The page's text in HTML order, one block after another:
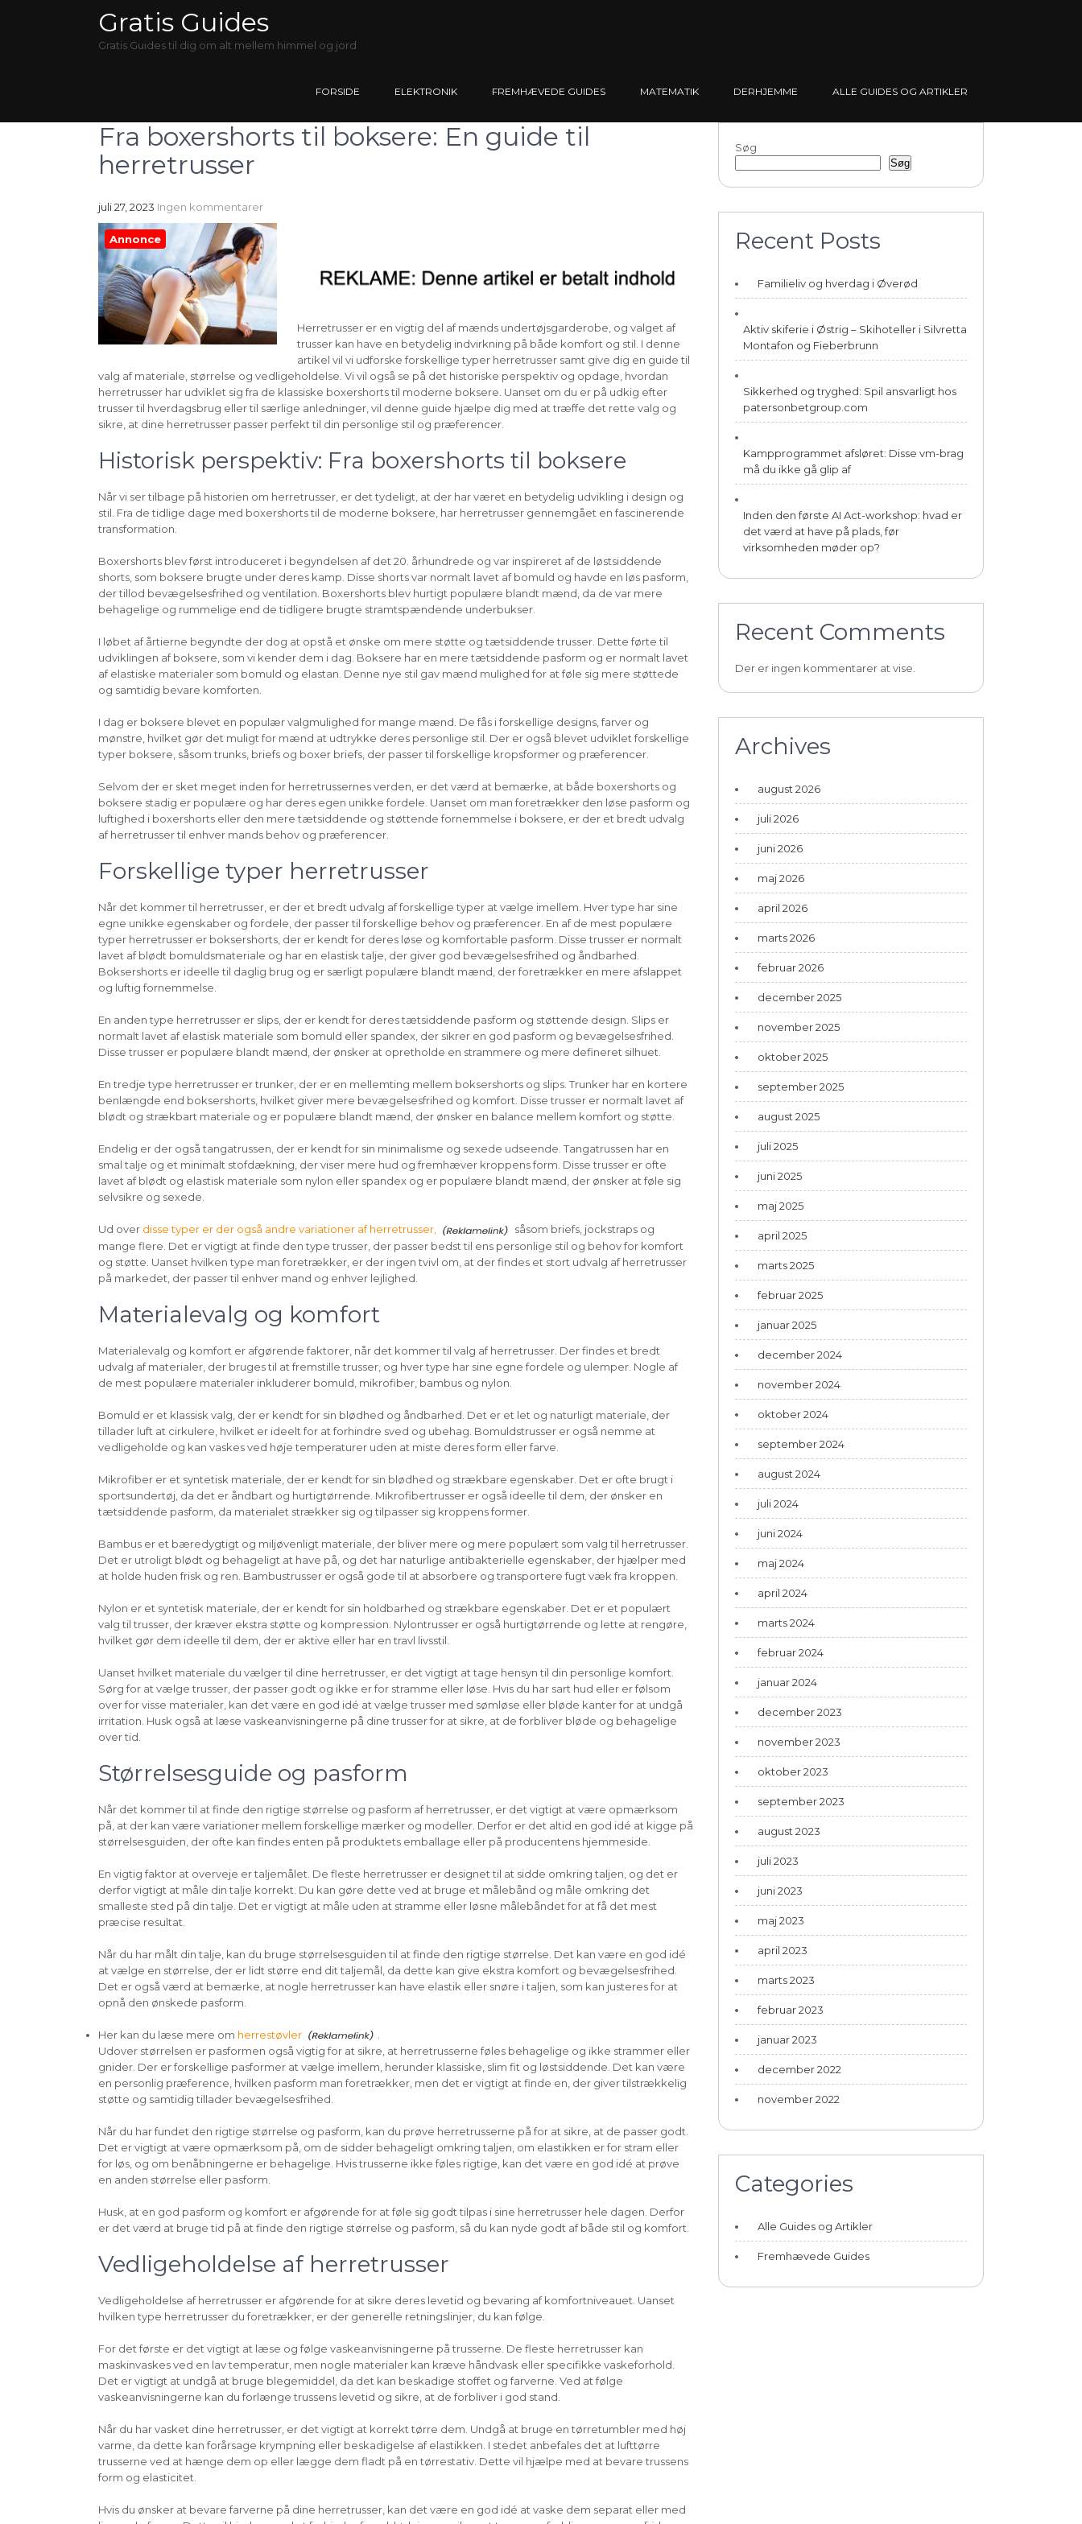
Gratis Guides
Gratis Guides til dig om alt mellem himmel og jord
FORSIDE ELEKTRONIK FREMHÆVEDE GUIDES MATEMATIK DERHJEMME ALLE GUIDES OG ARTIKLER
Fra boxershorts til boksere: En guide til
herretrusser
juli 27, 2023 Ingen kommentarer
Annonce
Herretrusser er en vigtig del af mænds undertøjsgarderobe, og valget af
trusser kan have en betydelig indvirkning på både komfort og stil. I denne
artikel vil vi udforske forskellige typer herretrusser samt give dig en guide til
valg af materiale, størrelse og vedligeholdelse. Vi vil også se på det historiske perspektiv og opdage, hvordan
herretrusser har udviklet sig fra de klassiske boxershorts til moderne boksere. Uanset om du er på udkig efter
trusser til hverdagsbrug eller til særlige anledninger, vil denne guide hjælpe dig med at træffe det rette valg og
sikre, at dine herretrusser passer perfekt til din personlige stil og præferencer.
Historisk perspektiv: Fra boxershorts til boksere
Når vi ser tilbage på historien om herretrusser, er det tydeligt, at der har været en betydelig udvikling i design og
stil. Fra de tidlige dage med boxershorts til de moderne boksere, har herretrusser gennemgået en fascinerende
transformation.
Boxershorts blev først introduceret i begyndelsen af det 20. århundrede og var inspireret af de løstsiddende
shorts, som boksere brugte under deres kamp. Disse shorts var normalt lavet af bomuld og havde en løs pasform,
der tillod bevægelsesfrihed og ventilation. Boxershorts blev hurtigt populære blandt mænd, da de var mere
behagelige og rummelige end de tidligere brugte stramtspændende underbukser.
I løbet af årtierne begyndte der dog at opstå et ønske om mere støtte og tætsiddende trusser. Dette førte til
udviklingen af boksere, som vi kender dem i dag. Boksere har en mere tætsiddende pasform og er normalt lavet
af elastiske materialer som bomuld og elastan. Denne nye stil gav mænd mulighed for at føle sig mere støttede
og samtidig bevare komforten.
I dag er boksere blevet en populær valgmulighed for mange mænd. De fås i forskellige designs, farver og
mønstre, hvilket gør det muligt for mænd at udtrykke deres personlige stil. Der er også blevet udviklet forskellige
typer boksere, såsom trunks, briefs og boxer briefs, der passer til forskellige kropsformer og præferencer.
Selvom der er sket meget inden for herretrussernes verden, er det værd at bemærke, at både boxershorts og
boksere stadig er populære og har deres egen unikke fordele. Uanset om man foretrækker den løse pasform og
luftighed i boxershorts eller den mere tætsiddende og støttende fornemmelse i boksere, er der et bredt udvalg
af herretrusser til enhver mands behov og præferencer.
Forskellige typer herretrusser
Når det kommer til herretrusser, er der et bredt udvalg af forskellige typer at vælge imellem. Hver type har sine
egne unikke egenskaber og fordele, der passer til forskellige behov og præferencer. En af de mest populære
typer herretrusser er boksershorts, der er kendt for deres løse og komfortable pasform. Disse trusser er normalt
lavet af blødt bomuldsmateriale og har en elastisk talje, der giver god bevægelsesfrihed og åndbarhed.
Boksershorts er ideelle til daglig brug og er særligt populære blandt mænd, der foretrækker en mere afslappet
og luftig fornemmelse.
En anden type herretrusser er slips, der er kendt for deres tætsiddende pasform og støttende design. Slips er
normalt lavet af elastisk materiale som bomuld eller spandex, der sikrer en god pasform og bevægelsesfrihed.
Disse trusser er populære blandt mænd, der ønsker at opretholde en strammere og mere defineret silhuet.
En tredje type herretrusser er trunker, der er en mellemting mellem boksershorts og slips. Trunker har en kortere
benlængde end boksershorts, hvilket giver mere bevægelsesfrihed og komfort. Disse trusser er normalt lavet af
blødt og strækbart materiale og er populære blandt mænd, der ønsker en balance mellem komfort og støtte.
Endelig er der også tangatrussen, der er kendt for sin minimalisme og sexede udseende. Tangatrussen har en
smal talje og et minimalt stofdækning, der viser mere hud og fremhæver kroppens form. Disse trusser er ofte
lavet af blødt og elastisk materiale som nylon eller spandex og er populære blandt mænd, der ønsker at føle sig
selvsikre og sexede.
Ud over disse typer er der også andre variationer af herretrusser,
såsom briefs, jockstraps og
mange flere. Det er vigtigt at finde den type trusser, der passer bedst til ens personlige stil og behov for komfort
og støtte. Uanset hvilken type man foretrækker, er der ingen tvivl om, at der findes et stort udvalg af herretrusser
på markedet, der passer til enhver mand og enhver lejlighed.
Materialevalg og komfort
Materialevalg og komfort er afgørende faktorer, når det kommer til valg af herretrusser. Der findes et bredt
udvalg af materialer, der bruges til at fremstille trusser, og hver type har sine egne fordele og ulemper. Nogle af
de mest populære materialer inkluderer bomuld, mikrofiber, bambus og nylon.
Bomuld er et klassisk valg, der er kendt for sin blødhed og åndbarhed. Det er et let og naturligt materiale, der
tillader luft at cirkulere, hvilket er ideelt for at forhindre sved og ubehag. Bomuldstrusser er også nemme at
vedligeholde og kan vaskes ved høje temperaturer uden at miste deres form eller farve.
Mikrofiber er et syntetisk materiale, der er kendt for sin blødhed og strækbare egenskaber. Det er ofte brugt i
sportsundertøj, da det er åndbart og hurtigtørrende. Mikrofibertrusser er også ideelle til dem, der ønsker en
tætsiddende pasform, da materialet strækker sig og tilpasser sig kroppens former.
Bambus er et bæredygtigt og miljøvenligt materiale, der bliver mere og mere populært som valg til herretrusser.
Det er utroligt blødt og behageligt at have på, og det har naturlige antibakterielle egenskaber, der hjælper med
at holde huden frisk og ren. Bambustrusser er også gode til at absorbere og transportere fugt væk fra kroppen.
Nylon er et syntetisk materiale, der er kendt for sin holdbarhed og strækbare egenskaber. Det er et populært
valg til trusser, der kræver ekstra støtte og kompression. Nylontrusser er også hurtigtørrende og lette at rengøre,
hvilket gør dem ideelle til dem, der er aktive eller har en travl livsstil.
Uanset hvilket materiale du vælger til dine herretrusser, er det vigtigt at tage hensyn til din personlige komfort.
Sørg for at vælge trusser, der passer godt og ikke er for stramme eller løse. Hvis du har sart hud eller er følsom
over for visse materialer, kan det være en god idé at vælge trusser med sømløse eller bløde kanter for at undgå
irritation. Husk også at læse vaskeanvisningerne på dine trusser for at sikre, at de forbliver bløde og behagelige
over tid.
Størrelsesguide og pasform
Når det kommer til at finde den rigtige størrelse og pasform af herretrusser, er det vigtigt at være opmærksom
på, at der kan være variationer mellem forskellige mærker og modeller. Derfor er det altid en god idé at kigge på
størrelsesguiden, der ofte kan findes enten på produktets emballage eller på producentens hjemmeside.
En vigtig faktor at overveje er taljemålet. De fleste herretrusser er designet til at sidde omkring taljen, og det er
derfor vigtigt at måle din talje korrekt. Du kan gøre dette ved at bruge et målebånd og måle omkring det
smalleste sted på din talje. Det er vigtigt at måle uden at stramme eller løsne målebåndet for at få det mest
præcise resultat.
Når du har målt din talje, kan du bruge størrelsesguiden til at finde den rigtige størrelse. Det kan være en god idé
at vælge en størrelse, der er lidt større end dit taljemål, da dette kan give ekstra komfort og bevægelsesfrihed.
Det er også værd at bemærke, at nogle herretrusser kan have elastik eller snøre i taljen, som kan justeres for at
opnå den ønskede pasform.
Her kan du læse mere om herrestøvler
Udover størrelsen er pasformen også vigtig for at sikre, at herretrusserne føles behagelige og ikke strammer eller
gnider. Der er forskellige pasformer at vælge imellem, herunder klassiske, slim fit og løstsiddende. Det kan være
en personlig præference, hvilken pasform man foretrækker, men det er vigtigt at finde en, der giver tilstrækkelig
støtte og samtidig tillader bevægelsesfrihed.
Når du har fundet den rigtige størrelse og pasform, kan du prøve herretrusserne på for at sikre, at de passer godt.
Det er vigtigt at være opmærksom på, om de sidder behageligt omkring taljen, om elastikken er for stram eller
for løs, og om benåbningerne er behagelige. Hvis trusserne ikke føles rigtige, kan det være en god idé at prøve
en anden størrelse eller pasform.
Husk, at en god pasform og komfort er afgørende for at føle sig godt tilpas i sine herretrusser hele dagen. Derfor
er det værd at bruge tid på at finde den rigtige størrelse og pasform, så du kan nyde godt af både stil og komfort.
Vedligeholdelse af herretrusser
Vedligeholdelse af herretrusser er afgørende for at sikre deres levetid og bevaring af komfortniveauet. Uanset
hvilken type herretrusser du foretrækker, er der generelle retningslinjer, du kan følge.
For det første er det vigtigt at læse og følge vaskeanvisningerne på trusserne. De fleste herretrusser kan
maskinvaskes ved en lav temperatur, men nogle materialer kan kræve håndvask eller specifikke vaskeforhold.
Det er vigtigt at undgå at bruge blegemiddel, da det kan beskadige stoffet og farverne. Ved at følge
vaskeanvisningerne kan du forlænge trussens levetid og sikre, at de forbliver i god stand.
Når du har vasket dine herretrusser, er det vigtigt at korrekt tørre dem. Undgå at bruge en tørretumbler med høj
varme, da dette kan forårsage krympning eller beskadigelse af elastikken. I stedet anbefales det at lufttørre
trusserne ved at hænge dem op eller lægge dem fladt på en tørrestativ. Dette vil hjælpe med at bevare trussens
form og elasticitet.
Hvis du ønsker at bevare farverne på dine herretrusser, kan det være en god idé at vaske dem separat eller med
Søg
Søg
Recent Posts
Familieliv og hverdag i Øverød
Aktiv skiferie i Østrig – Skihoteller i Silvretta
Montafon og Fieberbrunn
Sikkerhed og tryghed: Spil ansvarligt hos
patersonbetgroup.com
Kampprogrammet afsløret: Disse vm-brag
må du ikke gå glip af
Inden den første AI Act-workshop: hvad er
det værd at have på plads, før
virksomheden møder op?
Recent Comments
Der er ingen kommentarer at vise.
Archives
august 2026
juli 2026
juni 2026
maj 2026
april 2026
marts 2026
februar 2026
december 2025
november 2025
oktober 2025
september 2025
august 2025
juli 2025
juni 2025
maj 2025
april 2025
marts 2025
februar 2025
januar 2025
december 2024
november 2024
oktober 2024
september 2024
august 2024
juli 2024
juni 2024
maj 2024
april 2024
marts 2024
februar 2024
januar 2024
december 2023
november 2023
oktober 2023
september 2023
august 2023
juli 2023
juni 2023
maj 2023
april 2023
marts 2023
februar 2023
januar 2023
december 2022
november 2022
Categories
Alle Guides og Artikler
Fremhævede Guides